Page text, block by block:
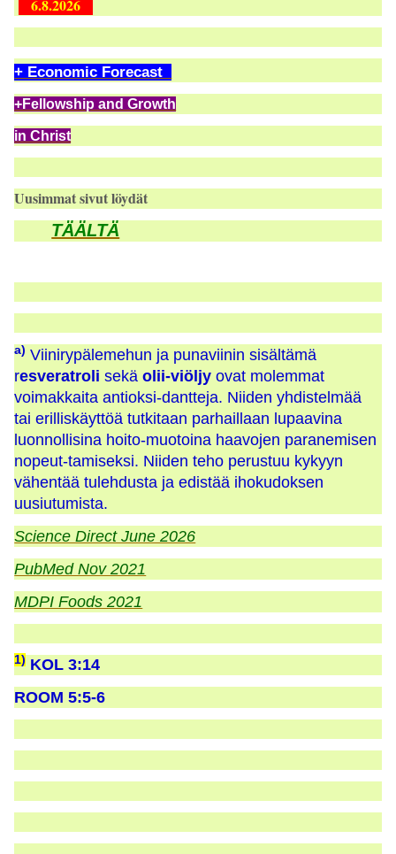
6.8.2026
+ Economic Forecast
+Fellowship and Growth
in Christ
Uusimmat sivut löydät
TÄÄLTÄ
a) Viinirypälemehun ja punaviinin sisältämä
resveratrolisekäolii-viöljy ovat molemmat
voimakkaita antioksi-dantteja. Niiden yhdistelmää
tai erilliskäyttöä tutkitaan parhaillaan lupaavina
luonnollisina hoito-muotoina haavojen paranemisen
nopeut-tamiseksi. Niiden teho perustuu kykyyn
vähentää tulehdusta ja edistää ihokudoksen
uusiutumista.
Science Direct June 2026
PubMed Nov 2021
MDPI Foods 2021
1) KOL 3:14
ROOM 5:5-6